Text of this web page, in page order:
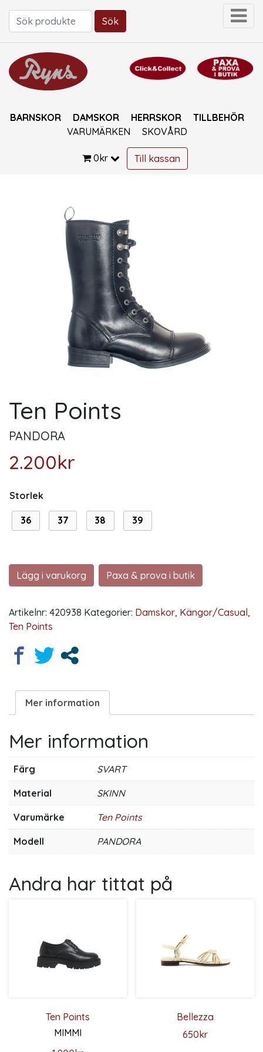
Sök efter:
Sök
BARNSKOR DAMSKOR HERRSKOR
TILLBEHÖR
VARUMÄRKEN
SKOVÅRD
0kr Till kassan
Ten Points
PANDORA
2.200kr
Storlek
36 37 38 39
Lägg i varukorg Paxa & prova i butik
Artikelnr: 420938 Kategorier: Damskor, Kängor/Casual,
Ten Points
Mer information
Mer information
Färg SVART
Material SKINN
Varumärke Ten Points
Modell PANDORA
Andra har tittat på
Ten Points
MIMMI
Bellezza
650kr